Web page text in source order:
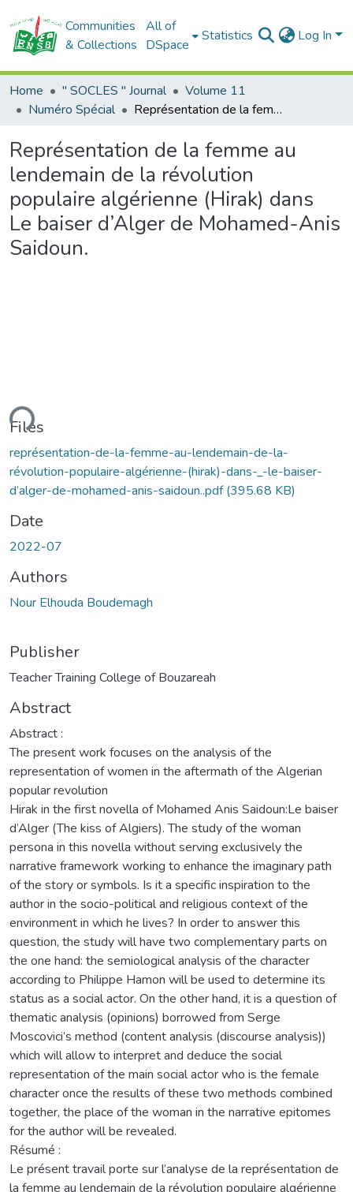
Communities
& Collections
All of
DSpace
Statistics Log In
Home " SOCLES " Journal
Volume 11
Numéro Spécial
Représentation de la femme au lendemain de la révolution populaire algérienne (Hirak) dans Le baiser d’Alger de Mohamed-Anis Saidoun.
Représentation de la femme au
lendemain de la révolution
populaire algérienne (Hirak) dans
Le baiser d’Alger de Mohamed-Anis
Saidoun.
Files
représentation-de-la-femme-au-lendemain-de-la-
révolution-populaire-algérienne-(hirak)-dans-_-le-baiser-
d’alger-de-mohamed-anis-saidoun..pdf(395.68 KB)
Date
2022-07
Authors
Nour Elhouda Boudemagh
Publisher
Teacher Training College of Bouzareah
Abstract
Abstract :
The present work focuses on the analysis of the
representation of women in the aftermath of the Algerian
popular revolution
Hirak in the first novella of Mohamed Anis Saidoun:Le baiser
d’Alger (The kiss of Algiers). The study of the woman
persona in this novella without serving exclusively the
narrative framework working to enhance the imaginary path
of the story or symbols. Is it a specific inspiration to the
author in the socio-political and religious context of the
environment in which he lives? In order to answer this
question, the study will have two complementary parts on
the one hand: the semiological analysis of the character
according to Philippe Hamon will be used to determine its
status as a social actor. On the other hand, it is a question of
thematic analysis (opinions) borrowed from Serge
Moscovici’s method (content analysis (discourse analysis))
which will allow to interpret and deduce the social
representation of the main social actor who is the female
character once the results of these two methods combined
together, the place of the woman in the narrative epitomes
for the author will be revealed.
Résumé :
Le présent travail porte sur l’analyse de la représentation de
la femme au lendemain de la révolution populaire algérienne